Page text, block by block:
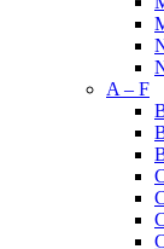
A – F